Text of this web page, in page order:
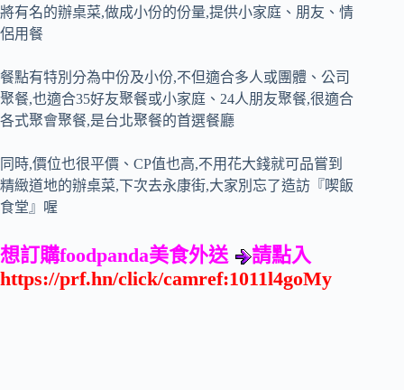
將有名的辦桌菜,做成小份的份量,提供小家庭、朋友、情
侶用餐
餐點有特別分為中份及小份,不但適合多人或團體、公司
聚餐,也適合35好友聚餐或小家庭、24人朋友聚餐,很適合
各式聚會聚餐,是台北聚餐的首選餐廳
同時,價位也很平價、CP值也高,不用花大錢就可品嘗到
精緻道地的辦桌菜,下次去永康街,大家別忘了造訪『喫飯
食堂』喔
想訂購foodpanda美食外送
請點入
https://prf.hn/click/camref:1011l4goMy